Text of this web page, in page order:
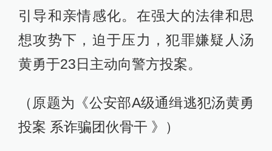
引导和亲情感化。在强大的法律和思
想攻势下，迫于压力，犯罪嫌疑人汤
黄勇于23日主动向警方投案。
（原题为《公安部A级通缉逃犯汤黄勇
投案 系诈骗团伙骨干 》）